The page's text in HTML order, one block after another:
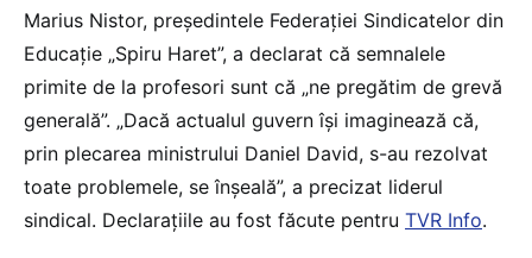
Marius Nistor, președintele Federației Sindicatelor din
Educație „Spiru Haret”, a declarat că semnalele
primite de la profesori sunt că „ne pregătim de grevă
generală”. „Dacă actualul guvern îşi imaginează că,
prin plecarea ministrului Daniel David, s-au rezolvat
toate problemele, se înşeală”, a precizat liderul
sindical. Declarațiile au fost făcute pentru TVR Info.